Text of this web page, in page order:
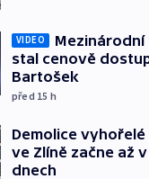
VIDEO
stal cenově
Bartošek
před 15 h
Demolice
ve Zlíně začne až
dnech